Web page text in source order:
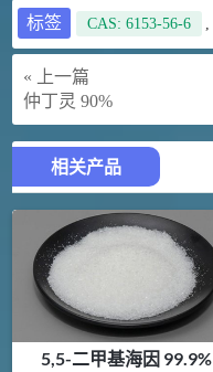
标签 CAS: 6153-56-6 ,
« 上一篇
仲丁灵 90%
相关产品
5,5-二甲基海因 99.9%